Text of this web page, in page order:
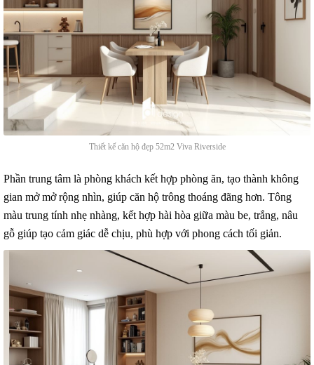
Thiết kế căn hộ đẹp 52m2 Viva Riverside
Phần trung tâm là phòng khách kết hợp phòng ăn, tạo thành không
gian mở mở rộng nhìn, giúp căn hộ trông thoáng đãng hơn. Tông
màu trung tính nhẹ nhàng, kết hợp hài hòa giữa màu be, trắng, nâu
gỗ giúp tạo cảm giác dễ chịu, phù hợp với phong cách tối giản.